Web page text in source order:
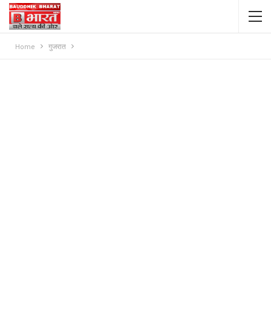
Home गुजरात